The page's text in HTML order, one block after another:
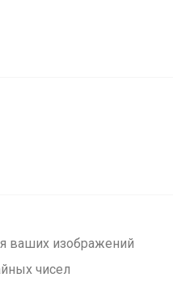
ваших изображений
чисел